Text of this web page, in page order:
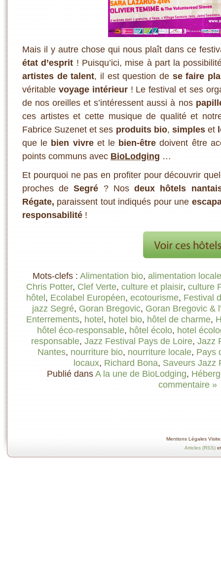
Mais il y autre chose qui nous plaît dans ce
état d’esprit ! Puisqu’ici, mise à part la
artistes de talent, il est question de se faire
véritable voyage intérieur! Le festival et ses
de nos oreilles et s’intéressent aussi à nos
ces artistes et cette musique de qualité et
Fabrice Suzenet et ses produits bio, simpleset
que le bien vivreet le bien-être doivent être
points communs avec BioLodging …
Et pourquoi ne pas en profiter pour découvrir
proches deSegré ? Nosdeux hôtels
Régate, paraissent tout indiqués pour une
responsabilité !
Mots-clefs : Alimentation bio, alimentation locale
Chris Potter, Clef Verte, culture et plaisir, culture
hôtel, Ecolabel Européen, ecotourisme, Festival
jazz Segré, Goran Bregovic, Goran Bregovic &
Enterrements, hotel, hotel bio, hôtel de charme,
hôtel éco-responsable, hôtel écolo, hotel
responsable, Jazz Festival Pays de Loire, Jazz
Nantes, nourriture bio, nourriture locale, Pays
locaux, Richard Bona, Saveurs Jazz
Publié dansA la une de BioLodging,
commentaire »
Mentions Légales
Articles (RSS)